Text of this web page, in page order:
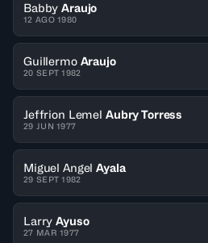
Babby Araujo
12 AGO 1980
Guillermo Araujo
20 SEPT 1982
Jeffrion Lemel Aubry Torress
29 JUN 1977
Miguel Angel Ayala
29 SEPT 1982
Larry Ayuso
27 MAR 1977